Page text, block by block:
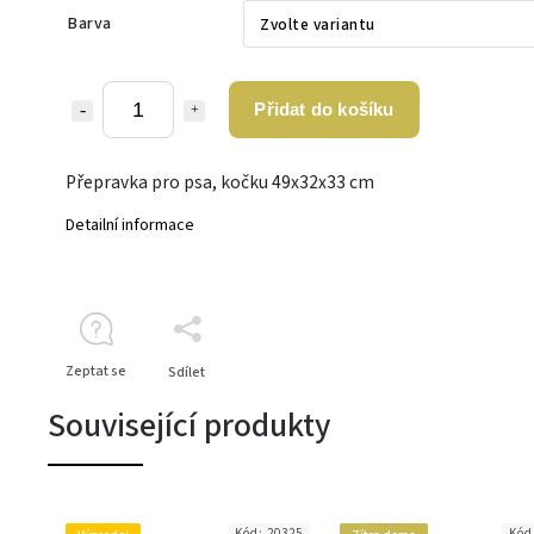
Barva
Přidat do košíku
Přepravka pro psa, kočku 49x32x33 cm
Detailní informace
Zeptat se Sdílet
Související produkty